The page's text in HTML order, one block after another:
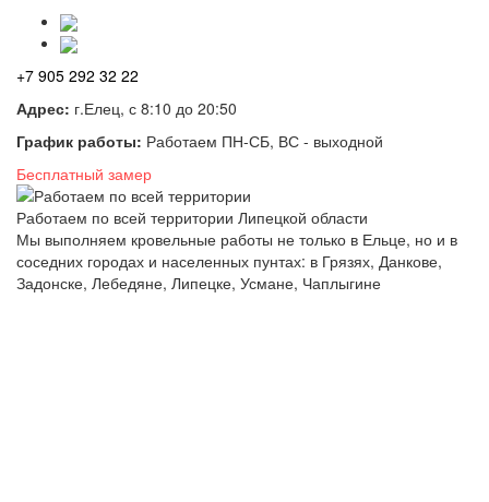
+7 905 292 32 22
Адрес: г.Елец, с 8:10 до 20:50
График работы: Работаем ПН-СБ, ВС - выходной
Бесплатный замер
Работаем по всей территории Липецкой области
Мы выполняем кровельные работы не только в Ельце, но и в
соседних городах и населенных пунтах: в Грязях, Данкове,
Задонске, Лебедяне, Липецке, Усмане, Чаплыгине